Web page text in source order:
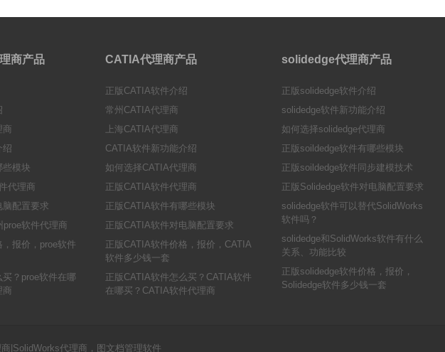
商产品
商
绍
些模块
代理商
脑配置要求
proe软件代理商
报价，proe软件
？proe软件在哪
商
CATIA代理商产品
正版CATIA软件介绍
常州CATIA代理商
上海CATIA代理商
CATIA软件新功能介绍
如何选择CATIA代理商
正版CATIA软件代理商
正版CATIA软件有哪些模块
正版CATIA软件对电脑配置要求
正版CATIA软件价格，报价，CATIA
软件多少钱一套
正版CATIA软件怎么买？CATIA软件
在哪买？CATIA软件代理商
solidedge代理商产品
正版solidedge软件介绍
solidedge软件新功能介绍
如何选择solidedge代理商
正版soildedge软件有哪些模块
正版soildedge软件同步建模技术
正版Solidedge软件对电脑配置要求
solidedge软件可以替代SolidWorks
软件吗？
solidedge和SolidWorks软件有什么
关系、功能比较
正版solidedge软件价格，报价，
Solidedge软件多少钱一套
|SolidWorks代理商，图文档管理软件